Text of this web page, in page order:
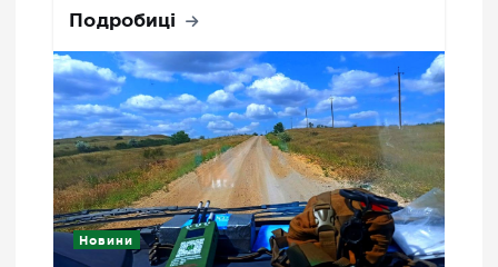
Подробиці
Новини